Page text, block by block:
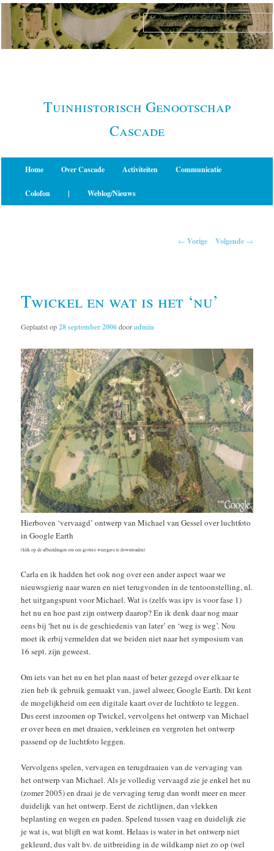
Spring
naar
primaire
Tuinhistorisch Genootschap
Cascade
Home Over Cascade Activiteiten Communicatie
Colofon | Weblog/Nieuws
← Vorige Volgende →
Twickel en wat is het ‘nu’
Geplaatst op28 september 2006dooradmin
Hierboven ‘vervaagd’ ontwerp van Michael van Gessel over luchtfoto
in Google Earth
(klik op de afbeeldingen om een grotere weergave te downloaden)
Carla en ik hadden het ook nog over een ander aspect waar we
nieuwsgierig naar waren en niet terugvonden in de tentoonstelling, nl.
het uitgangspunt voor Michael. Wat is (zelfs was ipv is voor fase 1)
het nu en hoe past zijn ontwerp daarop? En ik denk daar nog maar
eens bij ‘het nu is de geschiedenis van later’ en ‘weg is weg’. Nou
moet ik erbij vermelden dat we beiden niet naar het symposium van
16 sept. zijn geweest.
Om iets van het nu en het plan naast of beter gezegd over elkaar te
zien heb ik gebruik gemaakt van, jawel alweer, Google Earth. Dit kent
de mogelijkheid om een digitale kaart over de luchtfoto te leggen.
Dus eerst inzoomen op Twickel, vervolgens het ontwerp van Michael
er over heen en met draaien, verkleinen en vergroten het ontwerp
passend op de luchtfoto leggen.
Vervolgens spelen, vervagen en terugdraaien van de vervaging van
het ontwerp van Michael. Als je volledig vervaagd zie je enkel het nu
(zomer 2005) en draai je de vervaging terug dan wordt meer en meer
duidelijk van het ontwerp. Eerst de zichtlijnen, dan vlekken
beplanting en wegen en paden. Spelend tussen vaag en duidelijk zie
je wat is, wat blijft en wat komt. Helaas is water in het ontwerp niet
gekleurd, dus valt bv. de uitbreiding in de wildkamp niet zo op (wel